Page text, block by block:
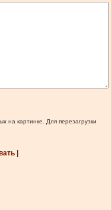
на картинке. Для перезагрузки
|